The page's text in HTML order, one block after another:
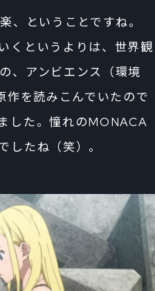
、ということですね。
くというよりは、世界観
、アンビエンス（環境
を読みこんでいたので
した。憧れのMONACA
したね（笑）。